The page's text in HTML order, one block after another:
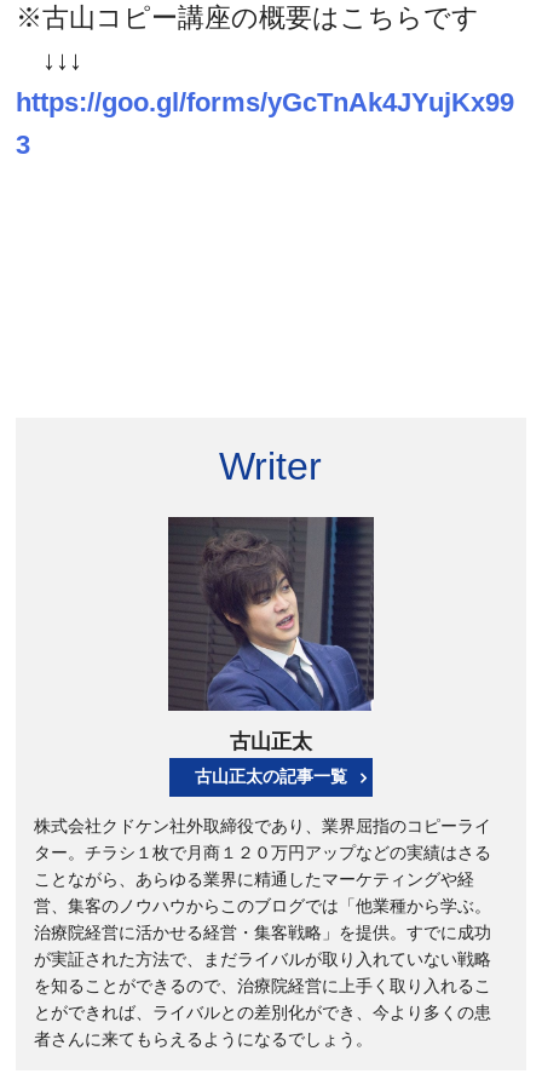
※古山コピー講座の概要はこちらです
↓↓↓
https://goo.gl/forms/yGcTnAk4JYujKx99
3
Writer
古山正太
古山正太の記事一覧
株式会社クドケン社外取締役であり、業界屈指のコピーライ
ター。チラシ１枚で月商１２０万円アップなどの実績はさる
ことながら、あらゆる業界に精通したマーケティングや経
営、集客のノウハウからこのブログでは「他業種から学ぶ。
治療院経営に活かせる経営・集客戦略」を提供。すでに成功
が実証された方法で、まだライバルが取り入れていない戦略
を知ることができるので、治療院経営に上手く取り入れるこ
とができれば、ライバルとの差別化ができ、今より多くの患
者さんに来てもらえるようになるでしょう。